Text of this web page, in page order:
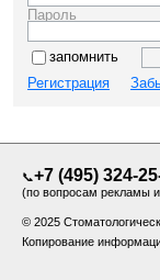
Пароль
запомнить
Регистрация
📞+7 (495) 324-
(по вопросам рекламы
© 2025
Копирование